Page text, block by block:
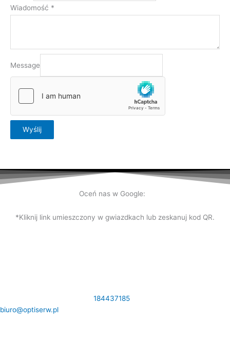
Wiadomość *
Message
Wyślij
Oceń nas w Google:
*Kliknij link umieszczony w gwiazdkach lub zeskanuj kod QR.
184437185
biuro@optiserw.pl